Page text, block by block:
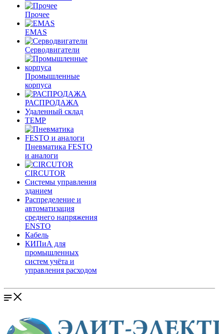
Прочее
EMAS
Cерводвигатели
Промышленные
корпуса
РАСПРОДАЖА
Удаленный склад
TEMP
Пневматика FESTO
и аналоги
CIRCUTOR
Системы управления
зданием
Распределение и
автоматизация
среднего напряжения
ENSTO
Кабель
КИПиА для
промышленных
систем учёта и
управления расходом